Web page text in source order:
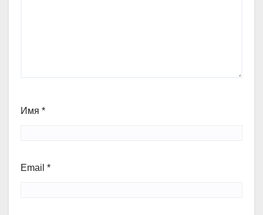
Имя *
Email *